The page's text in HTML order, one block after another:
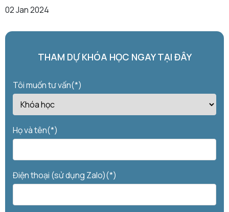
02 Jan 2024
THAM DỰ KHÓA HỌC NGAY TẠI ĐÂY
Tôi muốn tư vấn(*)
Họ và tên(*)
Điện thoại (sử dụng Zalo)(*)